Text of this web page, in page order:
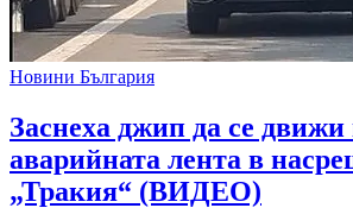
Новини България
Заснеха джип да се движи
аварийната лента в
„Тракия“ (ВИДЕО)